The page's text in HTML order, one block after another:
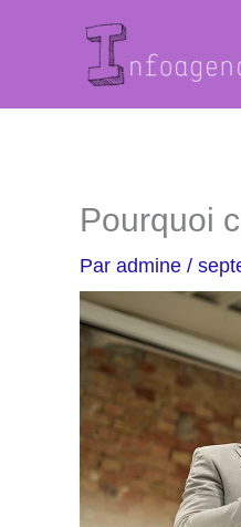
Pourquoi
Par admine /